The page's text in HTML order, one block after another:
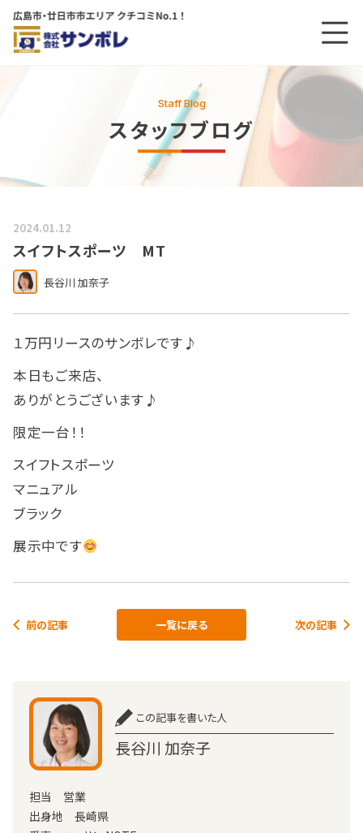
メニ
Staff Blog
スタッフブログ
2024.01.12
スイフトスポーツ MT
長谷川 加奈子
１万円リースのサンボレです♪
本日もご来店、
ありがとうございます♪
限定一台！！
スイフトスポーツ
マニュアル
ブラック
展示中です
前の記事 一覧に戻る 次の記事
この記事を書いた人
長谷川 加奈子
担当 営業
出身地 長崎県